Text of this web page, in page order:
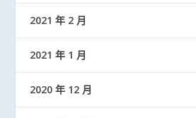
2021 年 2 月
2021 年 1 月
2020 年 12 月